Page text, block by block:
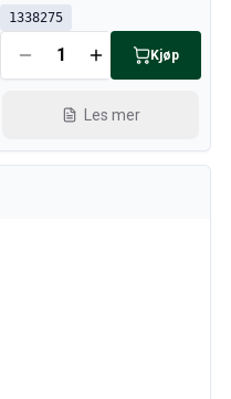
1338275
Kjøp
Les mer